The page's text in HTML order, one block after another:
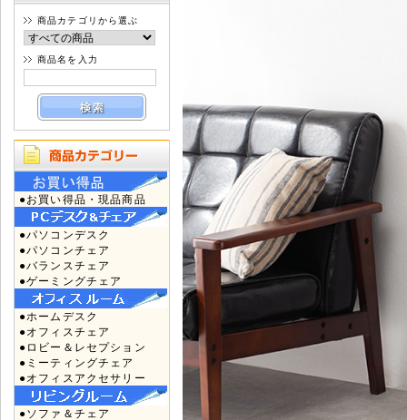
商品カテゴリから選ぶ
商品名を入力
●お買い得品・現品商品
●パソコンデスク
●パソコンチェア
●バランスチェア
●ゲーミングチェア
●ホームデスク
●オフィスチェア
●ロビー＆レセプション
●ミーティングチェア
●オフィスアクセサリー
●ソファ＆チェア